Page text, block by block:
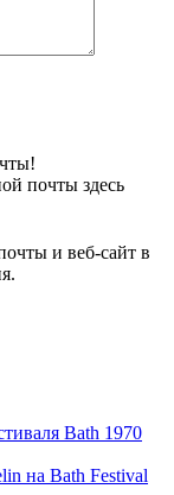
почты здесь
и веб-сайт в
Bath 1970
на Bath Festival